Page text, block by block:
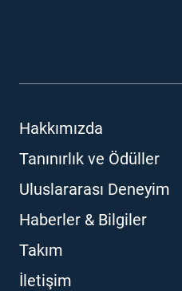
Hakkımızda
Tanınırlık ve Ödüller
Uluslararası Deneyim
Haberler & Bilgiler
Takım
İletişim